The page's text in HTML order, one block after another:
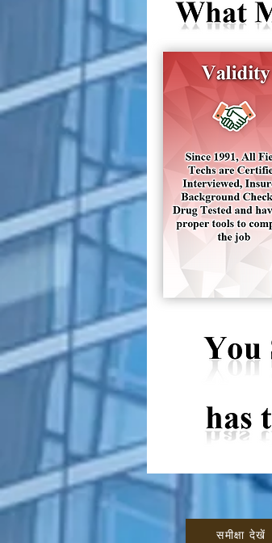
समीक्षा देखें